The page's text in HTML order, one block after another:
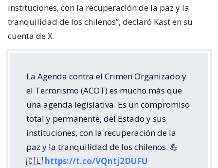
instituciones, con la recuperación de la paz y la
tranquilidad de los chilenos”, declaró Kast en su
cuenta de X.
La Agenda contra el Crimen Organizado y
el Terrorismo (ACOT) es mucho más que
una agenda legislativa. Es un compromiso
total y permanente, del Estado y sus
instituciones, con la recuperación de la
paz y la tranquilidad de los chilenos. 💪
🇨🇱 https://t.co/VQntj2DUFU